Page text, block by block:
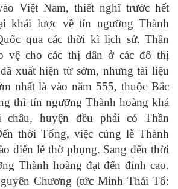
Việt Nam, thiết nghĩ trước hết
khái lược về tín ngưỡng Thành
qua các thời kì lịch sử. Thần
vệ cho các thị dân ở các đô thị
xuất hiện từ sớm, nhưng tài liệu
nhất là vào năm 555, thuộc Bắc
thì tín ngưỡng Thành hoàng khá
châu, huyện đều phải có Thần
thời Tống, việc cúng lễ Thành
điển lễ thờ phụng. Sang đến thời
Thành hoàng đạt đến đỉnh cao.
Chương (tức Minh Thái Tổ: